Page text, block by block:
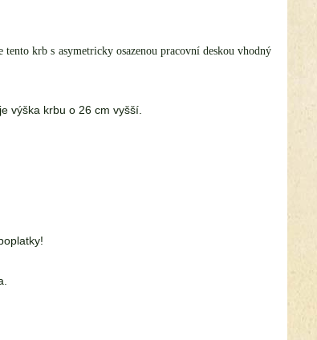
krb s asymetricky osazenou pracovní deskou vhodný
výška krbu o 26 cm vyšší.